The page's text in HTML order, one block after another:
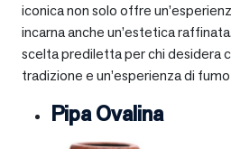
iconica non solo offre
incarna anche un’estetica
scelta prediletta per chi desidera
tradizione e un’esperienza di
Pipa Ovalina